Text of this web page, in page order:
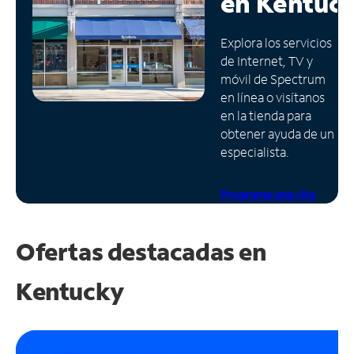
Administrar
cuenta
Encuentra
una
tienda
Explora los servicios
de Internet, TV y
móvil de Spectrum
en línea o visítanos
en la tienda para
obtener ayuda de un
especialista.
Programa una cita
Ofertas destacadas en
Kentucky